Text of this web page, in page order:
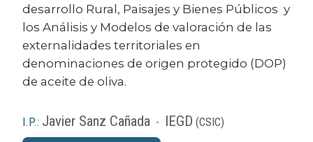
desarrollo Rural, Paisajes y Bienes Públicos y
los Análisis y Modelos de valoración de las
externalidades territoriales en
denominaciones de origen protegido (DOP)
de aceite de oliva.
I.P.: Javier Sanz Cañada - IEGD (CSIC)